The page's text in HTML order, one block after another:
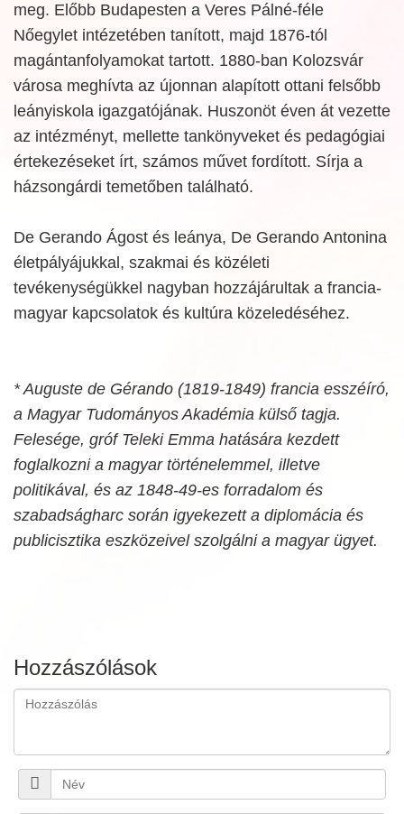
meg. Előbb Budapesten a Veres Pálné-féle
Nőegylet intézetében tanított, majd 1876-tól
magántanfolyamokat tartott. 1880-ban Kolozsvár
városa meghívta az újonnan alapított ottani felsőbb
leányiskola igazgatójának. Huszonöt éven át vezette
az intézményt, mellette tankönyveket és pedagógiai
értekezéseket írt, számos művet fordított. Sírja a
házsongárdi temetőben található.
De Gerando Ágost és leánya, De Gerando Antonina
életpályájukkal, szakmai és közéleti
tevékenységükkel nagyban hozzájárultak a francia-
magyar kapcsolatok és kultúra közeledéséhez.
* Auguste de Gérando (1819-1849) francia esszéíró,
a Magyar Tudományos Akadémia külső tagja.
Felesége, gróf Teleki Emma hatására kezdett
foglalkozni a magyar történelemmel, illetve
politikával, és az 1848-49-es forradalom és
szabadságharc során igyekezett a diplomácia és
publicisztika eszközeivel szolgálni a magyar ügyet.
Hozzászólások